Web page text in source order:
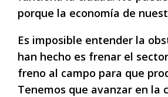
porque la economía de
Es imposible entender la
han hecho es frenar el
freno al campo para que
Tenemos que avanzar en la